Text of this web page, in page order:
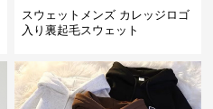
スウェットメンズ カレッジロゴ
入り裏起毛スウェット